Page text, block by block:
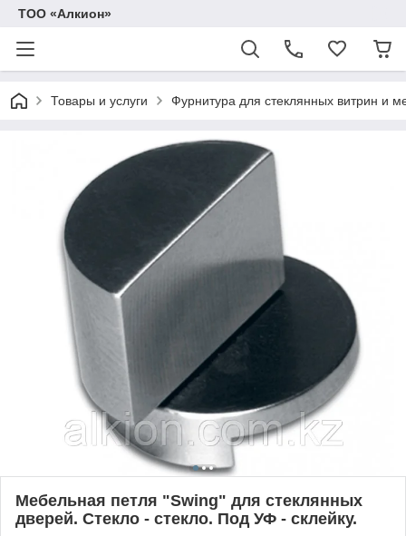
ТОО «Алкион»
Товары и услуги Фурнитура для стеклянных витрин и
Мебельная петля "Swing" для стеклянных
дверей. Стекло - стекло. Под УФ - склейку.